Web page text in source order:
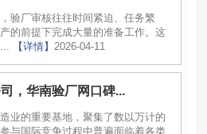
验厂审核往往时间紧迫、任务繁
的前提下完成大量的准备工作。这
【详情】 2026-04-11
，华南验厂网口碑...
业的重要基地，聚集了数以万计的
与国际竞争过程中普遍面临着各类